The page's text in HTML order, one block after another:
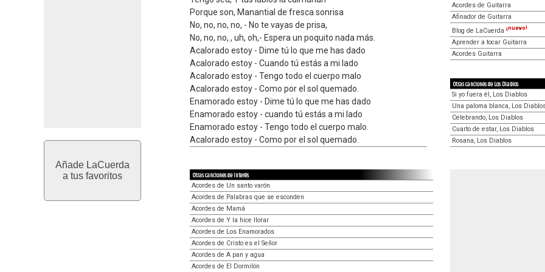
Añade LaCuerda
a tus favoritos
Porque son, Manantial de fresca sonrisa
No, no, no, no, - No te vayas de prisa,
No, no, no, , uh, oh,- Espera un poquito nada más.
Acalorado estoy - Dime tú lo que me has dado
Acalorado estoy - Cuando tú estás a mi lado
Acalorado estoy - Tengo todo el cuerpo malo
Acalorado estoy - Como por el sol quemado.
Enamorado estoy - Dime tú lo que me has dado
Enamorado estoy - cuando tú estás a mi lado
Enamorado estoy - Tengo todo el cuerpo malo.
Acalorado estoy - Como por el sol quemado.
Acordes de Guitarra
Afinador de Guitarra
Blog de LaCuerda ¡nuevo!
Aprender a tocar Guitarra
Acordes Guitarra
Otras canciones de Los Diablos
Si yo fuera él, Los Diablos
Una paloma blanca, Los
Celebrando, Los Diablos
Cuarto de estar, Los Diablos
Rosana, Los Diablos
Otras canciones de interés
Acordes de Un santo varón
Acordes de Palabras que se esconden
Acordes de Mamá
Acordes de Y la hice llorar
Acordes de Los Enamorados
Acordes de Cristo es el Señor
Acordes de A pan y agua
Acordes de El Dormilón